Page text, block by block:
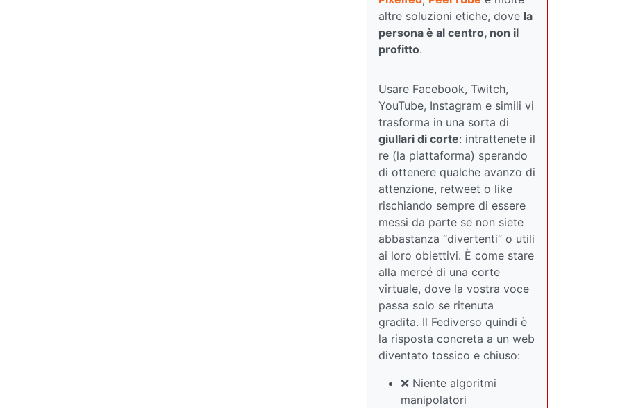
altre soluzioni etiche, dove la
persona è al centro, non il
profitto.
Usare Facebook, Twitch,
YouTube, Instagram e simili vi
trasforma in una sorta di
giullari di corte: intrattenete il
re (la piattaforma) sperando
di ottenere qualche avanzo di
attenzione, retweet o like
rischiando sempre di essere
messi da parte se non siete
abbastanza “divertenti” o utili
ai loro obiettivi. È come stare
alla mercé di una corte
virtuale, dove la vostra voce
passa solo se ritenuta
gradita. Il Fediverso quindi è
la risposta concreta a un web
diventato tossico e chiuso:
❌ Niente algoritmi
manipolatori